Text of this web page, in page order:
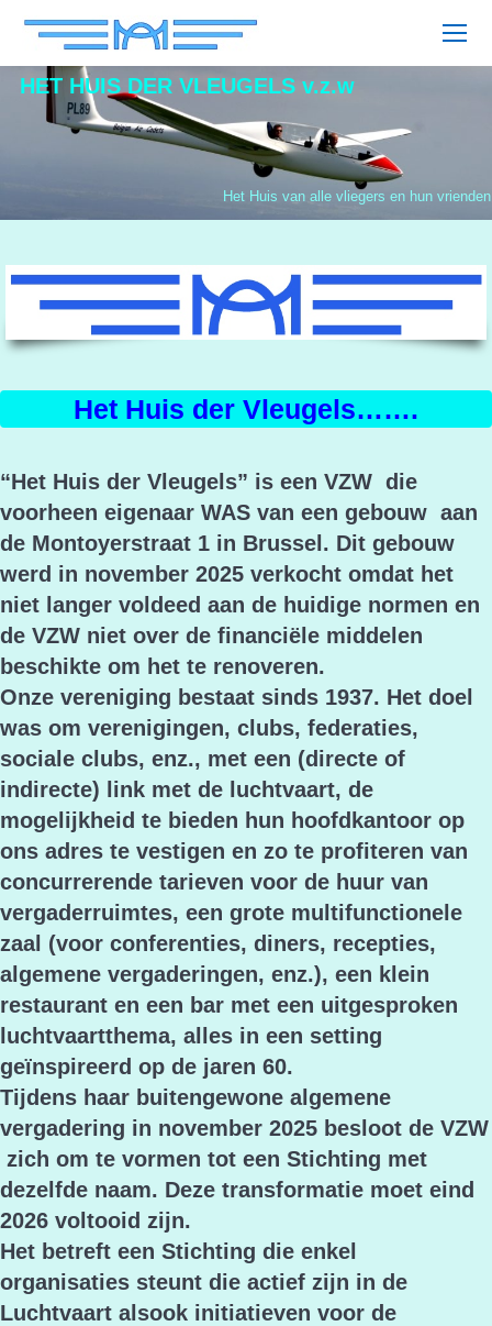
HET HUIS DER VLEUGELS v.z.w
Het Huis van alle vliegers en hun vrienden
Het Huis der Vleugels…….
“Het Huis der Vleugels” is een VZW die
voorheen eigenaar WAS van een gebouw aan
de Montoyerstraat 1 in Brussel. Dit gebouw
werd in november 2025 verkocht omdat het
niet langer voldeed aan de huidige normen en
de VZW niet over de financiële middelen
beschikte om het te renoveren.
Onze vereniging bestaat sinds 1937. Het doel
was om verenigingen, clubs, federaties,
sociale clubs, enz., met een (directe of
indirecte) link met de luchtvaart, de
mogelijkheid te bieden hun hoofdkantoor op
ons adres te vestigen en zo te profiteren van
concurrerende tarieven voor de huur van
vergaderruimtes, een grote multifunctionele
zaal (voor conferenties, diners, recepties,
algemene vergaderingen, enz.), een klein
restaurant en een bar met een uitgesproken
luchtvaartthema, alles in een setting
geïnspireerd op de jaren 60.
Tijdens haar buitengewone algemene
vergadering in november 2025 besloot de VZW
zich om te vormen tot een Stichting met
dezelfde naam. Deze transformatie moet eind
2026 voltooid zijn.
Het betreft een Stichting die enkel
organisaties steunt die actief zijn in de
Luchtvaart alsook initiatieven voor de